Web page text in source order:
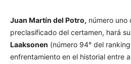
Juan Martín del Potro, número uno
preclasificado del certamen, hará
Laaksonen (número 94° del
enfrentamiento en el historial entre